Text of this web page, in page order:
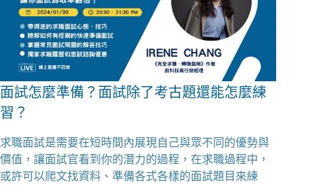
面試怎麼準備？面試除了考古題還能怎麼練
習？
求職面試是需要在短時間內展現自己與眾不同的優勢與
價值，讓面試官看到你的潛力的過程，在求職過程中，
或許可以爬文找資料、準備各式各樣的面試題目來練